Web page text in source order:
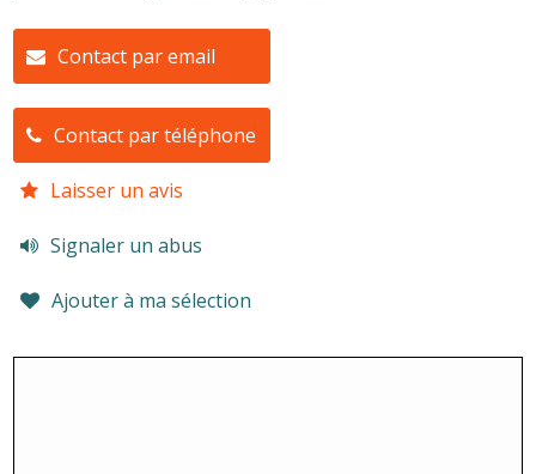
Contact par email
Contact par téléphone
Laisser un avis
Signaler un abus
Ajouter à ma sélection